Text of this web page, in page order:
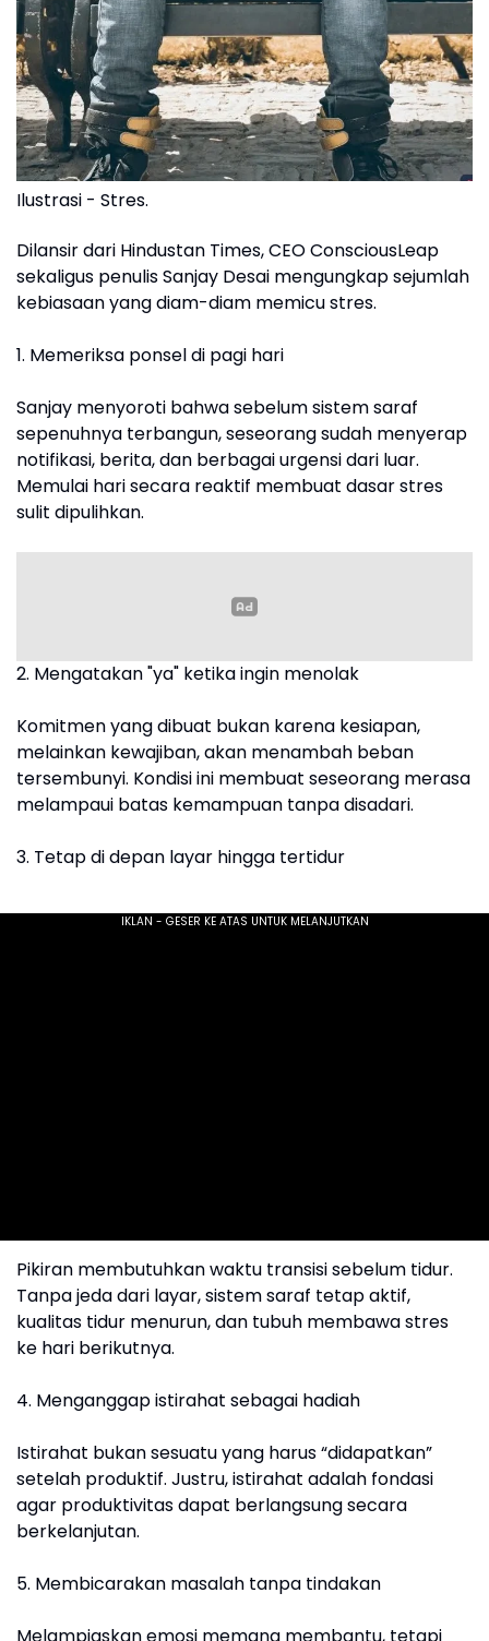
Ilustrasi - Stres.
Dilansir dari Hindustan Times, CEO ConsciousLeap
sekaligus penulis Sanjay Desai mengungkap sejumlah
kebiasaan yang diam-diam memicu stres.
1. Memeriksa ponsel di pagi hari
Sanjay menyoroti bahwa sebelum sistem saraf
sepenuhnya terbangun, seseorang sudah menyerap
notifikasi, berita, dan berbagai urgensi dari luar.
Memulai hari secara reaktif membuat dasar stres
sulit dipulihkan.
2. Mengatakan "ya" ketika ingin menolak
Komitmen yang dibuat bukan karena kesiapan,
melainkan kewajiban, akan menambah beban
tersembunyi. Kondisi ini membuat seseorang merasa
melampaui batas kemampuan tanpa disadari.
3. Tetap di depan layar hingga tertidur
Pikiran membutuhkan waktu transisi sebelum tidur.
Tanpa jeda dari layar, sistem saraf tetap aktif,
kualitas tidur menurun, dan tubuh membawa stres
ke hari berikutnya.
4. Menganggap istirahat sebagai hadiah
Istirahat bukan sesuatu yang harus “didapatkan”
setelah produktif. Justru, istirahat adalah fondasi
agar produktivitas dapat berlangsung secara
berkelanjutan.
5. Membicarakan masalah tanpa tindakan